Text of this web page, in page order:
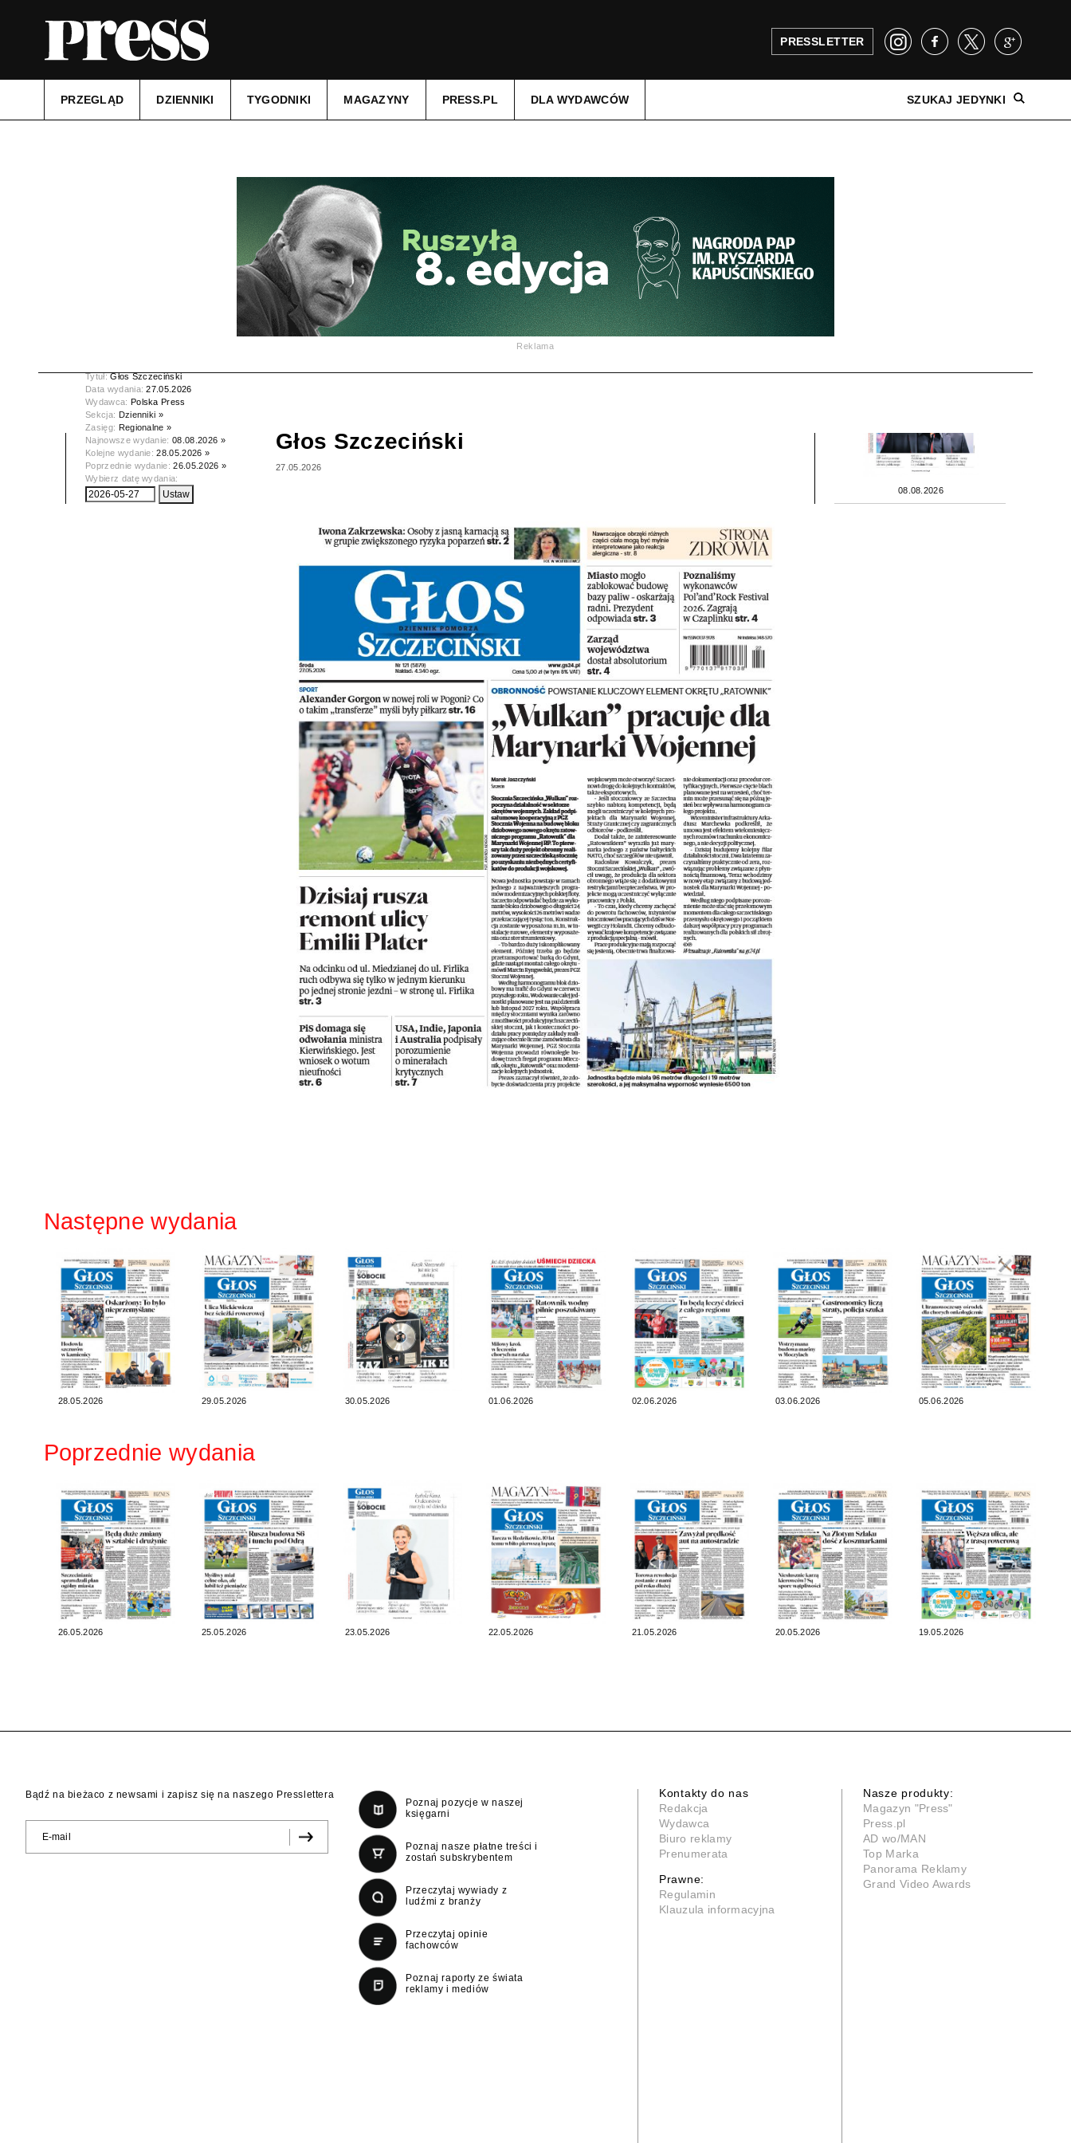
PRESSLETTER
PRZEGLĄD DZIENNIKI TYGODNIKI MAGAZYNY PRESS.PL DLA WYDAWCÓW SZUKAJ JEDYNKI
Reklama
Tytuł:Głos Szczeciński
Data wydania:27.05.2026
Wydawca: Polska Press
Sekcja: Dzienniki »
Zasięg: Regionalne »
Najnowsze wydanie:08.08.2026 »
Kolejne wydanie:28.05.2026 »
Poprzednie wydanie:26.05.2026 »
Wybierz datę wydania:
Głos Szczeciński
27.05.2026
08.08.2026
Następne wydania
28.05.2026 29.05.2026 30.05.2026 01.06.2026 02.06.2026 03.06.2026 05.06.2026
Poprzednie wydania
26.05.2026 25.05.2026 23.05.2026 22.05.2026 21.05.2026 20.05.2026 19.05.2026
Bądź na bieżaco z newsami i zapisz się na naszego Presslettera
Poznaj pozycje w naszej
księgarni
Poznaj nasze płatne treści i
zostań subskrybentem
Przeczytaj wywiady z
ludźmi z branży
Przeczytaj opinie
fachowców
Poznaj raporty ze świata
reklamy i mediów
Kontakty do nas
Redakcja
Wydawca
Biuro reklamy
Prenumerata
Prawne:
Regulamin
Klauzula informacyjna
Nasze produkty:
Magazyn "Press"
Press.pl
AD wo/MAN
Top Marka
Panorama Reklamy
Grand Video Awards